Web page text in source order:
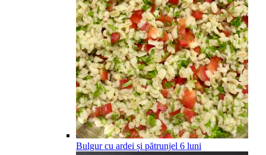
Bulgur cu ardei și pătrunjel 6 luni